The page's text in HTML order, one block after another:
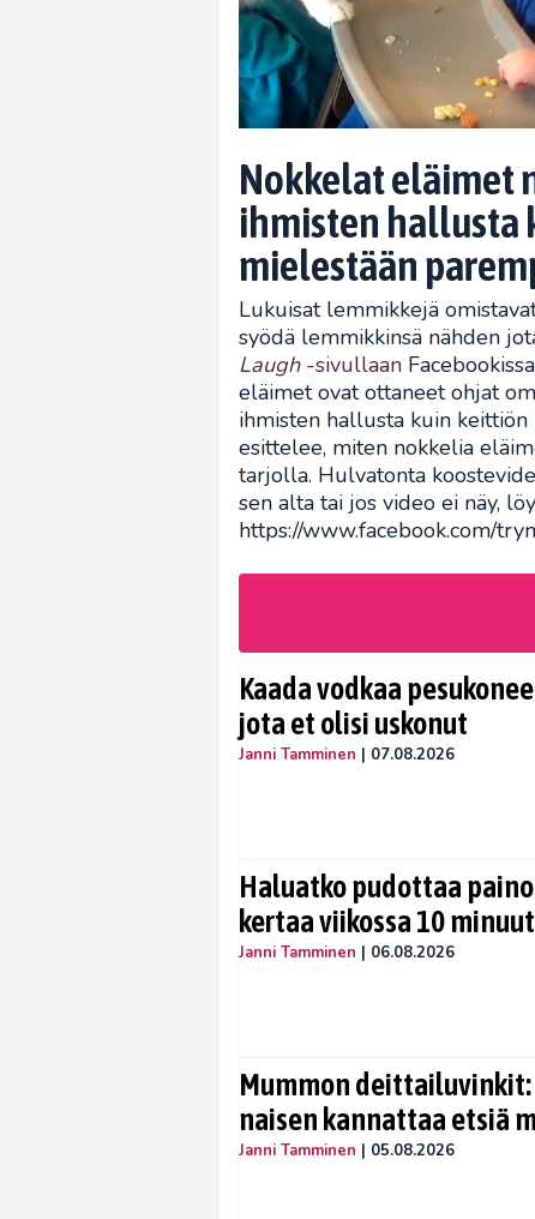
Nokkelat eläimet
ihmisten hallusta
mielestään
Lukuisat lemmikkejä
syödä lemmikkinsä nähden
Laugh-sivullaan
eläimet ovat ottaneet ohjat
ihmisten hallusta kuin keittiön
esittelee, miten nokkelia
tarjolla. Hulvatonta
sen alta tai jos video ei näy,
https://www.facebook.com/
Kaada vodkaa
jota et olisi uskonut
Janni Tamminen | 07.08.2026
Haluatko pudottaa
kertaa viikossa 10
Janni Tamminen | 06.08.2026
Mummon
naisen kannattaa etsiä
Janni Tamminen | 05.08.2026